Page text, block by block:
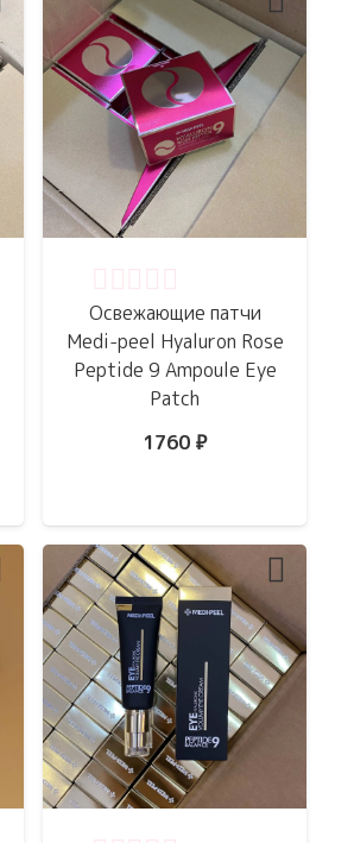
Освежающие патчи
Medi-peel Hyaluron Rose
Peptide 9 Ampoule Eye
Patch
1760 ₽